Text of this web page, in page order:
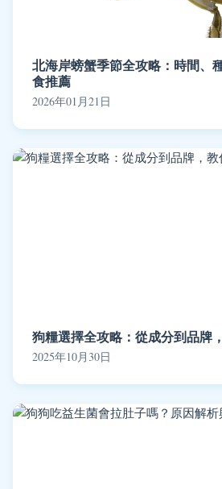
北海岸螃蟹季節全攻略：時間、
食推薦
2026年01月21日
狗糧選擇全攻略：從成分到品牌
2025年10月30日